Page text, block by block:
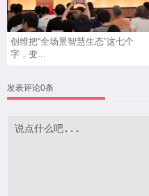
创维把“全场景智慧生态”这七个
字，变...
发表评论0条